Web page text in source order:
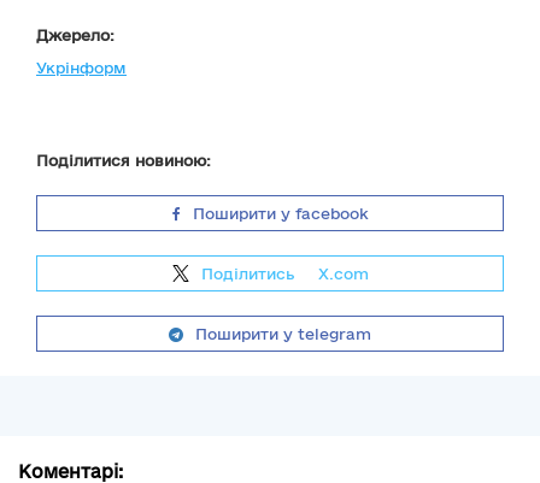
Джерело:
Укрінформ
Поділитися новиною:
Поширити у facebook
Поділитись X.com
Поширити у telegram
Коментарі: